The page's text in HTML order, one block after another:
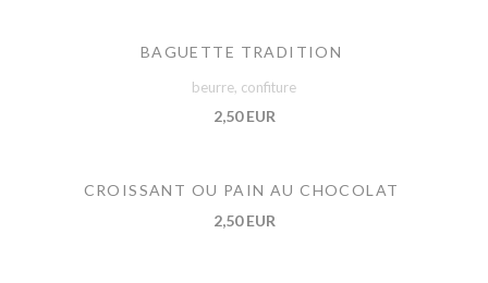
BAGUETTE TRADITION
beurre, confiture
2,50 EUR
CROISSANT OU PAIN AU CHOCOLAT
2,50 EUR